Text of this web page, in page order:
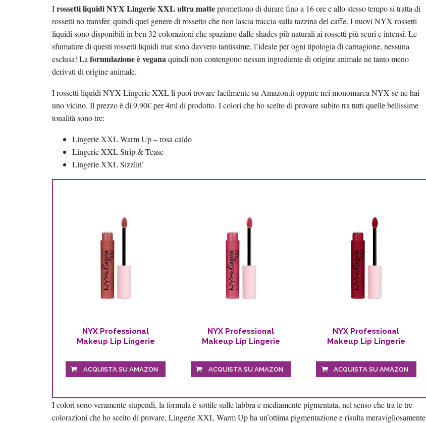
Irossetti liquidi NYX Lingerie XXL ultra mattepromettono di durare fino a 16 ore e allo stesso tempo si tratta di
rossetti no transfer, quindi quel genere di rossetto che non lascia traccia sulla tazzina del caffe. I nuovi NYX rossetti
liquidi sono disponibili in ben 32 colorazioni che spaziano dalle shades più naturali ai rossetti più scuri e intensi. Le
sfumature di questi rossetti liquidi mat sono davvero tantissime, l’ideale per ogni tipologia di carnagione, nessuna
esclusa! La formulazione è veganaquindi non contengono nessun ingrediente di origine animale ne tanto meno
derivati di origine animale.
I rossetti liquidi NYX Lingerie XXL li puoi trovare facilmente su Amazon.it oppure nei monomarca NYX se ne hai
uno vicino. Il prezzo è di 9.90€ per 4ml di prodotto. I colori che ho scelto di provare subito tra tutti quelle bellissime
tonalità sono tre:
Lingerie XXL Warm Up – rosa caldo
Lingerie XXL Strip & Tease
Lingerie XXL Sizzlin’
NYX Professional
Makeup Lip Lingerie
ACQUISTA SU AMAZON
NYX Professional
Makeup Lip Lingerie
ACQUISTA SU AMAZON
NYX Professional
Makeup Lip Lingerie
ACQUISTA SU AMAZON
I colori sono veramente stupendi, la formula è sottile sulle labbra e mediamente pigmentata, nel senso che tra le tre
colorazioni che ho scelto di provare, Lingerie XXL Warm Up ha un’ottima pigmentazione e risulta meravigliosamente